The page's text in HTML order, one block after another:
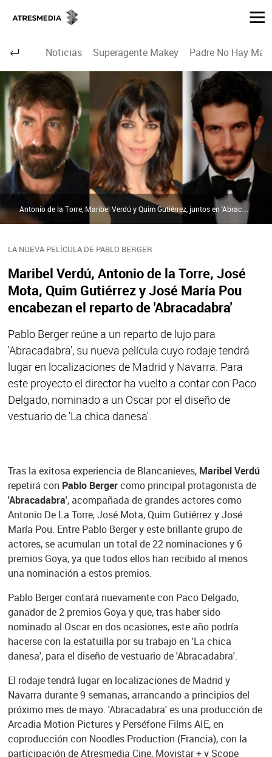
Noticias Superagente Makey Padre No Hay
LA NUEVA PELÍCULA DE PABLO BERGER
Maribel Verdú, Antonio de la Torre, José
Mota, Quim Gutiérrez y José María Pou
encabezan el reparto de 'Abracadabra'
Pablo Berger reúne a un reparto de lujo para
'Abracadabra', su nueva película cuyo rodaje tendrá
lugar en localizaciones de Madrid y Navarra. Para
este proyecto el director ha vuelto a contar con Paco
Delgado, nominado a un Oscar por el diseño de
vestuario de 'La chica danesa'.
Antonio de la Torre, Maribel Verdú y Quim Gutiérrez, juntos en 'Abracadabra' | atresmediacine.com
Tras la exitosa experiencia de Blancanieves,Maribel Verdú
repetirá con Pablo Bergercomo principal protagonista de
'Abracadabra', acompañada de grandes actores como
Antonio De La Torre, José Mota, Quim Gutiérrez y José
María Pou. Entre Pablo Berger y este brillante grupo de
actores, se acumulan un total de 22 nominaciones y 6
premios Goya, ya que todos ellos han recibido al menos
una nominación a estos premios.
Pablo Berger contará nuevamente con Paco Delgado,
ganador de 2 premios Goya y que, tras haber sido
nominado al Oscar en dos ocasiones, este año podría
hacerse con la estatuilla por su trabajo en 'La chica
danesa', para el diseño de vestuario de 'Abracadabra'.
El rodaje tendrá lugar en localizaciones de Madrid y
Navarra durante 9 semanas, arrancando a principios del
próximo mes de mayo. 'Abracadabra' es una producción de
Arcadia Motion Pictures y Perséfone Films AIE, en
coproducción con Noodles Production (Francia), con la
participación de Atresmedia Cine, Movistar + y Scope